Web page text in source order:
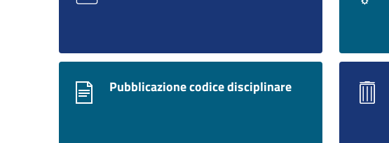
Pubblicazione codice disciplinare